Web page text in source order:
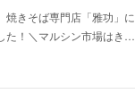
焼きそば専門店「雅功」に
た！＼マルシン市場はき…